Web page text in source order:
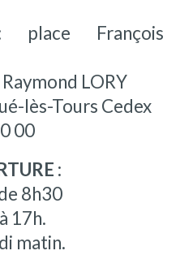
place François
LORY
lès-Tours Cedex
00
:
8h30
17h.
matin.